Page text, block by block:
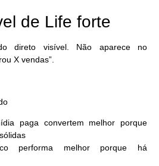
de Life forte
direto visível. Não aparece no
X vendas”.
paga convertem melhor porque
performa melhor porque há